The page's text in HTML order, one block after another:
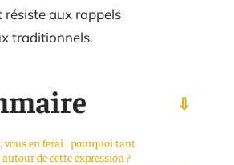
résiste aux rappels
traditionnels.
vous en ferai : pourquoi tant
de cette expression ?